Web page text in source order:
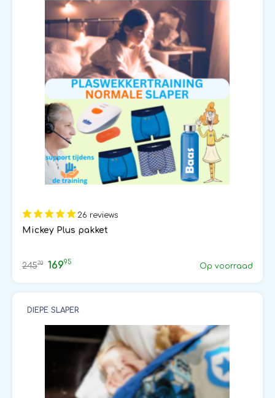
26 reviews
Mickey Plus pakket
24570 16995 Op voorraad
DIEPE SLAPER